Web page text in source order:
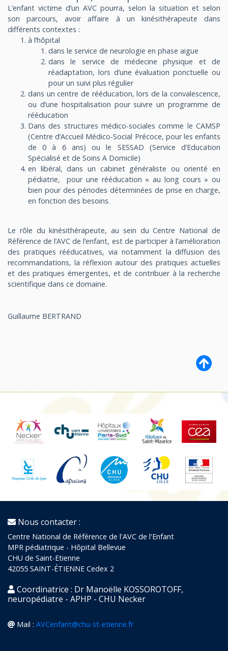
L’enfant victime d’un AVC pourra, selon la situation et selon
son parcours, avoir affaire à un kinésithérapeute dans
différents contextes :
à l’hôpital
dans le service de neurologie en phase aigue
dans le service de médecine physique et de
réadaptation, lors d’une évaluation ponctuelle ou
pour un suivi plus régulier
dans un centre de rééducation, lors de la convalescence,
ou d’une hospitalisation pour suivre un programme de
rééducation
Dans des structures médico-sociales comme le CAMSP
(Centre d’Accueil Médico-Social Précoce, pour les enfants
de 0 à 6 ans) ou le SESSAD (Service d’Education
Spécialisé et de Soins A Domicile)
en libéral, dans un cabinet généraliste ou orienté en
pédiatrie, pour une rééducation « au long cours » ou
bien pour des périodes déterminées de prise en charge,
en fonction des besoins.
Le rôle du kinésithérapeute, au sein du Centre National de
Référence de l’AVC de l’enfant, est de participer à l’amélioration
des pratiques rééducatives, via notamment la diffusion des
recommandations, la réflexion autour des pratiques actuelles
et des pratiques émergentes, et de contribuer à la recherche
scientifique dans ce domaine.
Guillaume BERTRAND
Nous contacter :
Centre National de Référence de l'AVC de l'Enfant
MPR pédiatrique - Hôpital Bellevue
CHU de Saint-Etienne
42055 SAINT-ÉTIENNE Cedex 2
Coordinatrice : Dr Manoëlle KOSSOROTOFF,
neuropédiatre - APHP - CHU Necker
Mail : AVCenfant@chu-st-etienne.fr